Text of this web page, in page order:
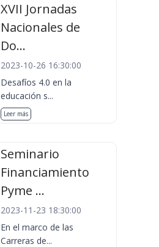
XVII Jornadas
Nacionales de
Do...
2023-10-26 16:30:00
Desafíos 4.0 en la
educación s...
Leer más
Seminario
Financiamiento
Pyme ...
2023-11-23 18:30:00
En el marco de las
Carreras de...